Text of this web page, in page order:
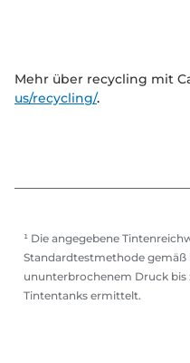
Mehr über recycling mit
us/recycling/.
¹ Die angegebene
Standardtestmethode gemäß
ununterbrochenem Druck
Tintentanks ermittelt.